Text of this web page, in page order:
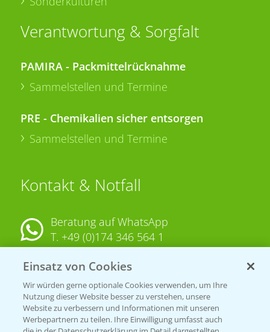
Verantwortung & Sorgfalt
PAMIRA - Packmittelrücknahme
Sammelstellen und Termine
PRE - Chemikalien sicher entsorgen
Sammelstellen und Termine
Kontakt & Notfall
Beratung auf WhatsApp
T. +49 (0)174 346 564 1
KONTAKT
Hilfe in Notfällen
T.+49 (0)214/30-20220
Einsatz von Cookies
Wir würden gerne optionale Cookies verwenden, um Ihre
Nutzung dieser Website besser zu verstehen, unsere
Website zu verbessern und Informationen mit unseren
Werbepartnern zu teilen. Ihre Einwilligung umfasst auch